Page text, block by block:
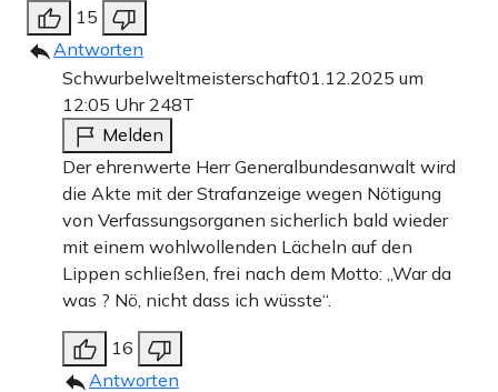
15
Antworten
Schwurbelweltmeisterschaft01.12.2025 um
12:05 Uhr 248T
Melden
Der ehrenwerte Herr Generalbundesanwalt wird
die Akte mit der Strafanzeige wegen Nötigung
von Verfassungsorganen sicherlich bald wieder
mit einem wohlwollenden Lächeln auf den
Lippen schließen, frei nach dem Motto: „War da
was ? Nö, nicht dass ich wüsste“.
16
Antworten